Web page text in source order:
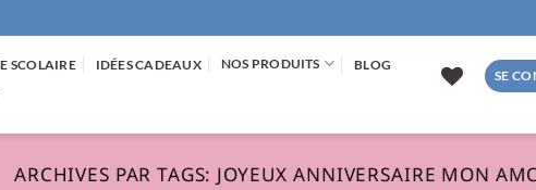
SCOLAIRE IDÉES CADEAUX NOS PRODUITS BLOG
SE
ARCHIVES PAR TAGS:JOYEUX ANNIVERSAIRE MON